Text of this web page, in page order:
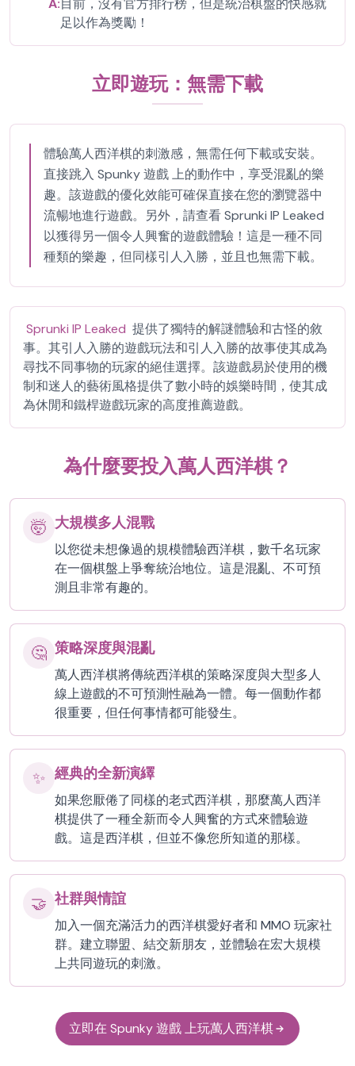
A:目前，沒有官方排行榜，但是統治棋盤的快感就
足以作為獎勵！
立即遊玩：無需下載
體驗萬人西洋棋的刺激感，無需任何下載或安裝。
直接跳入 Spunky 遊戲 上的動作中，享受混亂的樂
趣。該遊戲的優化效能可確保直接在您的瀏覽器中
流暢地進行遊戲。另外，請查看 Sprunki IP Leaked
以獲得另一個令人興奮的遊戲體驗！這是一種不同
種類的樂趣，但同樣引人入勝，並且也無需下載。
Sprunki IP Leaked 提供了獨特的解謎體驗和古怪的敘
事。其引人入勝的遊戲玩法和引人入勝的故事使其成為
尋找不同事物的玩家的絕佳選擇。該遊戲易於使用的機
制和迷人的藝術風格提供了數小時的娛樂時間，使其成
為休閒和鐵桿遊戲玩家的高度推薦遊戲。
為什麼要投入萬人西洋棋？
🤯 大規模多人混戰
以您從未想像過的規模體驗西洋棋，數千名玩家
在一個棋盤上爭奪統治地位。這是混亂、不可預
測且非常有趣的。
🤔 策略深度與混亂
萬人西洋棋將傳統西洋棋的策略深度與大型多人
線上遊戲的不可預測性融為一體。每一個動作都
很重要，但任何事情都可能發生。
✨ 經典的全新演繹
如果您厭倦了同樣的老式西洋棋，那麼萬人西洋
棋提供了一種全新而令人興奮的方式來體驗遊
戲。這是西洋棋，但並不像您所知道的那樣。
🤝 社群與情誼
加入一個充滿活力的西洋棋愛好者和 MMO 玩家社
群。建立聯盟、結交新朋友，並體驗在宏大規模
上共同遊玩的刺激。
立即在 Spunky 遊戲 上玩萬人西洋棋